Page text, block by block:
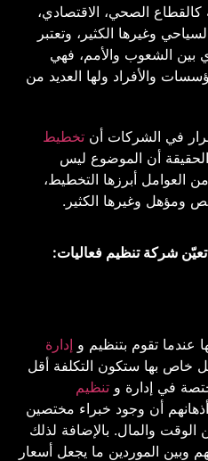
الصحي، الاقتصادي،
وغيرها الكثير، وتعتبر
بين الشعوب والأمم، فهي
والأفراد ولها العديد من
في الشركات أن تخطيط
أن الموضوع ليس
العوامل أبرزها التخطيط،
ومؤهل وغيرها الكثير.
عندما تقوم بتنظيم و إدارة
بها ستكون التكلفة أقل
في إدارة و تنظيم
أن وجود خبراء مختصين
الوقت والمال. بالإضافة لذلك
وبين الموردين ما يجعل أسعار